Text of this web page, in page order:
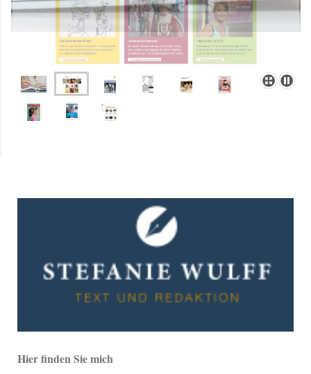
Hier finden Sie mich